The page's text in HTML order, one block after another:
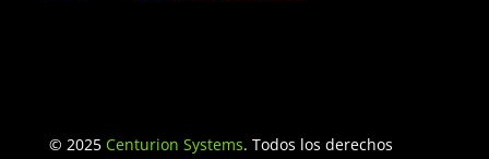
© 2025 Centurion Systems. Todos los derechos